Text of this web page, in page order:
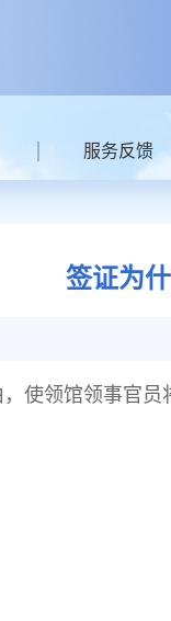
服务反馈
签证为
使领馆领事官